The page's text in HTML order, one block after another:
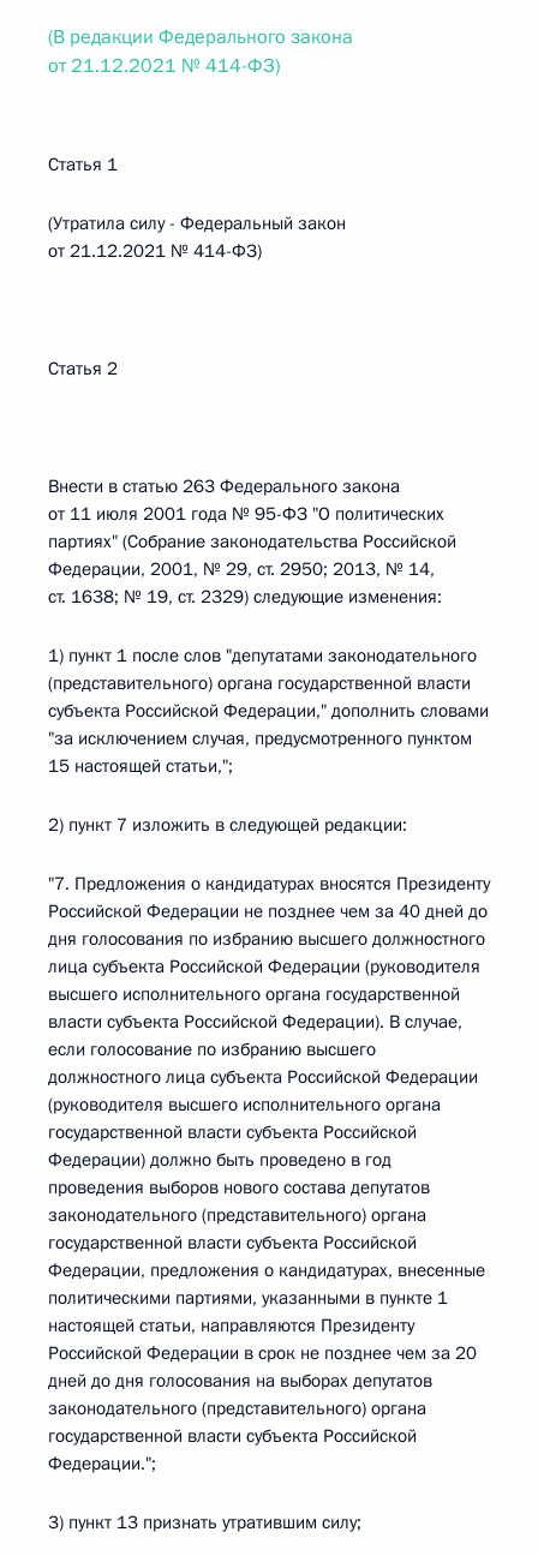
(В редакции Федерального закона
от 21.12.2021 № 414-ФЗ)
Статья 1
(Утратила силу - Федеральный закон
от 21.12.2021 № 414-ФЗ)
Статья 2
Внести в статью 263 Федерального закона
от 11 июля 2001 года № 95-ФЗ "О политических
партиях" (Собрание законодательства Российской
Федерации, 2001, № 29, ст. 2950; 2013, № 14,
ст. 1638; № 19, ст. 2329) следующие изменения:
1) пункт 1 после слов "депутатами законодательного
(представительного) органа государственной власти
субъекта Российской Федерации," дополнить словами
"за исключением случая, предусмотренного пунктом
15 настоящей статьи,";
2) пункт 7 изложить в следующей редакции:
"7. Предложения о кандидатурах вносятся Президенту
Российской Федерации не позднее чем за 40 дней до
дня голосования по избранию высшего должностного
лица субъекта Российской Федерации (руководителя
высшего исполнительного органа государственной
власти субъекта Российской Федерации). В случае,
если голосование по избранию высшего
должностного лица субъекта Российской Федерации
(руководителя высшего исполнительного органа
государственной власти субъекта Российской
Федерации) должно быть проведено в год
проведения выборов нового состава депутатов
законодательного (представительного) органа
государственной власти субъекта Российской
Федерации, предложения о кандидатурах, внесенные
политическими партиями, указанными в пункте 1
настоящей статьи, направляются Президенту
Российской Федерации в срок не позднее чем за 20
дней до дня голосования на выборах депутатов
законодательного (представительного) органа
государственной власти субъекта Российской
Федерации.";
3) пункт 13 признать утратившим силу;